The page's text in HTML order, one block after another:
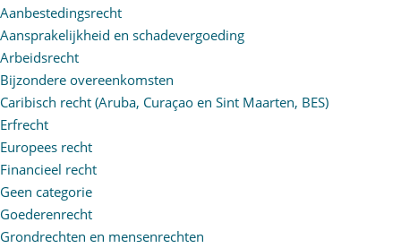
Aanbestedingsrecht
Aansprakelijkheid en schadevergoeding
Arbeidsrecht
Bijzondere overeenkomsten
Caribisch recht (Aruba, Curaçao en Sint Maarten, BES)
Erfrecht
Europees recht
Financieel recht
Geen categorie
Goederenrecht
Grondrechten en mensenrechten